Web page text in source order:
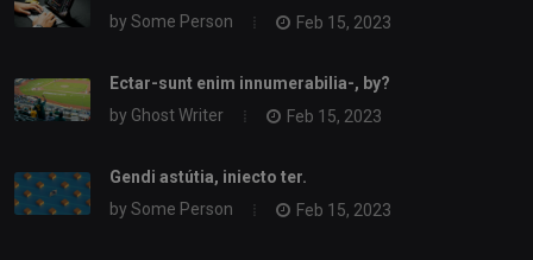
by Some Person Feb 15, 2023
Ectar-sunt enim innumerabilia-, by?
by Ghost Writer Feb 15, 2023
Gendi astútia, iniecto ter.
by Some Person Feb 15, 2023